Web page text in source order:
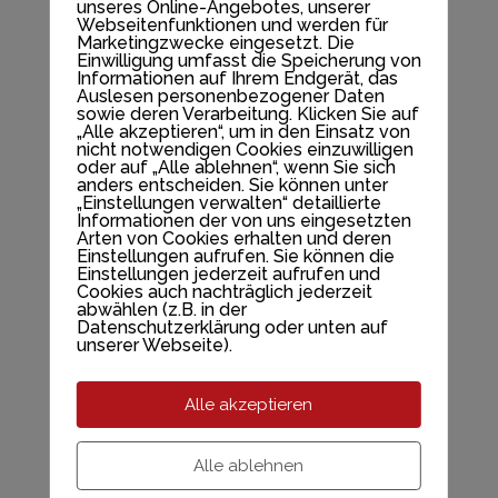
YouTube Videos können nur angezeigt
werden, wenn Cookies gesetzt werden
dürfen.
Akzeptieren
Wenn YouTube für diese Website aktiviert wurde,
werden Daten an YouTube übermittelt und
ausgewertet. Mehr dazu in der Datenschutzerklärung
von YouTube:hier
Session 6- Modul 5 "Denken in
Ergebnissen"
YouTube aktivieren?
unseres Online-Angebotes, unserer
Webseitenfunktionen und werden für
Marketingzwecke eingesetzt. Die
Einwilligung umfasst die Speicherung von
Informationen auf Ihrem Endgerät, das
Auslesen personenbezogener Daten
sowie deren Verarbeitung. Klicken Sie auf
„Alle akzeptieren“, um in den Einsatz von
nicht notwendigen Cookies einzuwilligen
oder auf „Alle ablehnen“, wenn Sie sich
anders entscheiden. Sie können unter
„Einstellungen verwalten“ detaillierte
Informationen der von uns eingesetzten
Arten von Cookies erhalten und deren
Einstellungen aufrufen. Sie können die
Einstellungen jederzeit aufrufen und
Cookies auch nachträglich jederzeit
abwählen (z.B. in der
Datenschutzerklärung oder unten auf
unserer Webseite).
Alle akzeptieren
Alle ablehnen